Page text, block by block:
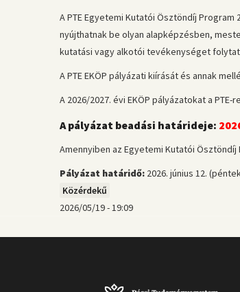
A PTE Egyetemi Kutatói Ösztöndíj
nyújthatnak be olyan alapképzésben,
kutatási vagy alkotói tevékenységet
A PTE EKÖP pályázati kiírását és annak
A 2026/2027. évi EKÖP pályázatokat a
A pályázat beadási határideje:
Amennyiben az Egyetemi Kutatói
Pályázat határidő: 2026. június 12.
Közérdekű
2026/05/19 - 19:09